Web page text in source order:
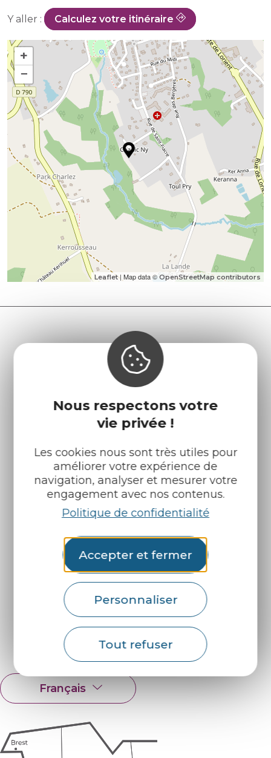
Nous respectons votre
vie privée !
Les cookies nous sont très utiles pour
améliorer votre expérience de
navigation, analyser et mesurer votre
engagement avec nos contenus.
Politique de confidentialité
Accepter et fermer
Personnaliser
Tout refuser
Y aller : Calculez votre itinéraire
+
−
Leaflet| Map data © OpenStreetMap contributors
Infos pratiques
Nos accueils
Nos brochures
Météo
Retrouvez-nous sur :
Espace pro Partenaires
Français
English